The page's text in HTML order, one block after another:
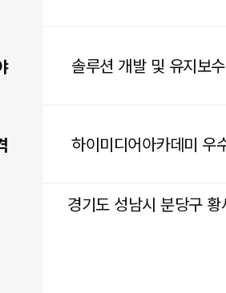
솔루션 개발 및 유지보
하이미디어아카데미 우
경기도 성남시 분당구